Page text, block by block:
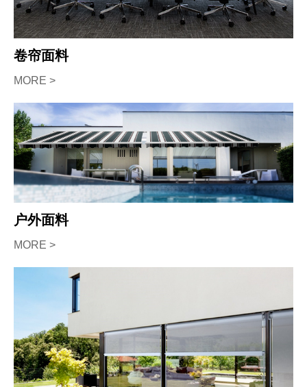
卷帘面料
MORE >
户外面料
MORE >